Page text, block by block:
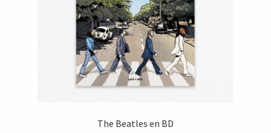
The Beatles en BD